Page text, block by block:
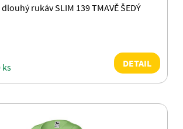
rukáv SLIM 139 TMAVĚ ŠEDÝ
ks DETAIL